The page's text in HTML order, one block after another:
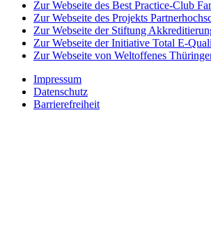
Zur Webseite des Best Practice-Club
Zur Webseite des Projekts
Zur Webseite der Stiftung
Zur Webseite der Initiative Total E-
Zur Webseite von Weltoffenes
Impressum
Datenschutz
Barrierefreiheit